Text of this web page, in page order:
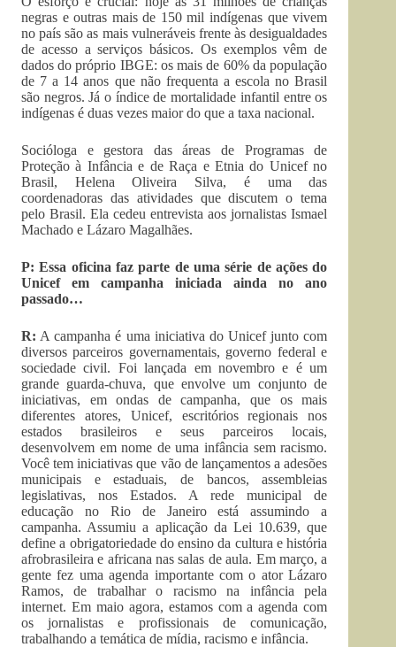
negras e outras mais de 150 mil indígenas que vivem
no país são as mais vulneráveis frente às desigualdades
de acesso a serviços básicos. Os exemplos vêm de
dados do próprio IBGE: os mais de 60% da população
de 7 a 14 anos que não frequenta a escola no Brasil
são negros. Já o índice de mortalidade infantil entre os
indígenas é duas vezes maior do que a taxa nacional.
Socióloga e gestora das áreas de Programas de
Proteção à Infância e de Raça e Etnia do Unicef no
Brasil, Helena Oliveira Silva, é uma das
coordenadoras das atividades que discutem o tema
pelo Brasil. Ela cedeu entrevista aos jornalistas Ismael
Machado e Lázaro Magalhães.
P: Essa oficina faz parte de uma série de ações do
Unicef em campanha iniciada ainda no ano
passado…
R: A campanha é uma iniciativa do Unicef junto com
diversos parceiros governamentais, governo federal e
sociedade civil. Foi lançada em novembro e é um
grande guarda-chuva, que envolve um conjunto de
iniciativas, em ondas de campanha, que os mais
diferentes atores, Unicef, escritórios regionais nos
estados brasileiros e seus parceiros locais,
desenvolvem em nome de uma infância sem racismo.
Você tem iniciativas que vão de lançamentos a adesões
municipais e estaduais, de bancos, assembleias
legislativas, nos Estados. A rede municipal de
educação no Rio de Janeiro está assumindo a
campanha. Assumiu a aplicação da Lei 10.639, que
define a obrigatoriedade do ensino da cultura e história
afrobrasileira e africana nas salas de aula. Em março, a
gente fez uma agenda importante com o ator Lázaro
Ramos, de trabalhar o racismo na infância pela
internet. Em maio agora, estamos com a agenda com
os jornalistas e profissionais de comunicação,
trabalhando a temática de mídia, racismo e infância.